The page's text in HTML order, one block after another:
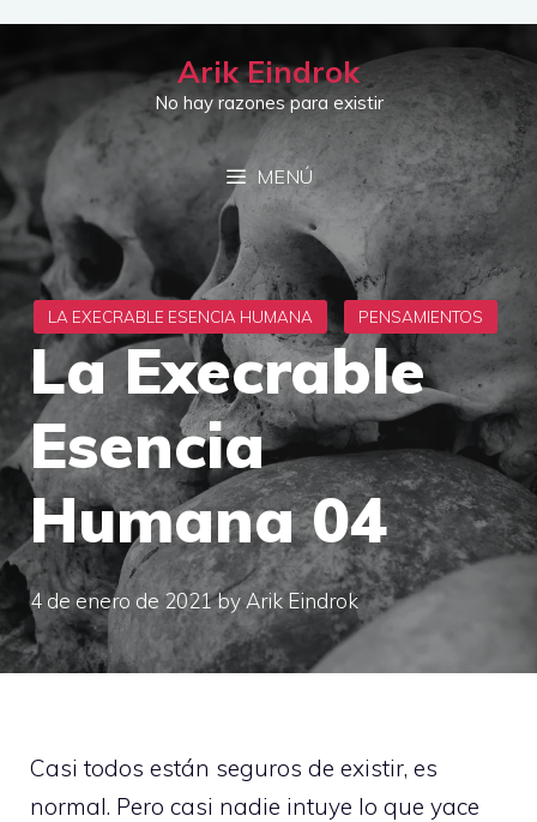
Saltar
contenido
Arik Eindrok
No hay razones para existir
MENÚ
La Execrable
Esencia
Humana 04
4 de enero de 2021by Arik Eindrok
Casi todos están seguros de existir, es
normal. Pero casi nadie intuye lo que yace